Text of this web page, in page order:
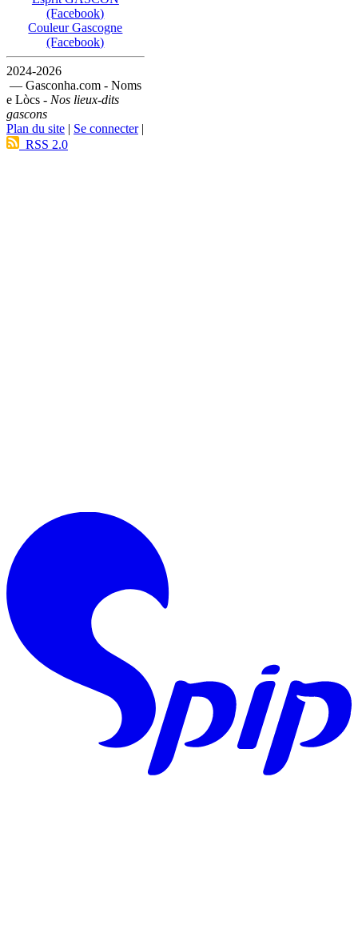
(Facebook)
Couleur Gascogne
(Facebook)
2024-2026
— Gasconha.com - Noms
e Lòcs - Nos lieux-dits
gascons
Plan du site | Se connecter|
RSS 2.0